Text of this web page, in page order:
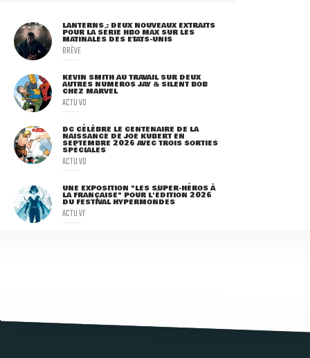
LANTERNS : DEUX NOUVEAUX EXTRAITS
POUR LA SÉRIE HBO MAX SUR LES
MATINALES DES ETATS-UNIS
BRÈVE
KEVIN SMITH AU TRAVAIL SUR DEUX
AUTRES NUMÉROS JAY & SILENT BOB
CHEZ MARVEL
ACTU VO
DC CÉLÈBRE LE CENTENAIRE DE LA
NAISSANCE DE JOE KUBERT EN
SEPTEMBRE 2026 AVEC TROIS SORTIES
SPÉCIALES
ACTU VO
UNE EXPOSITION "LES SUPER-HÉROS À
LA FRANÇAISE" POUR L'ÉDITION 2026
DU FESTIVAL HYPERMONDES
ACTU VF